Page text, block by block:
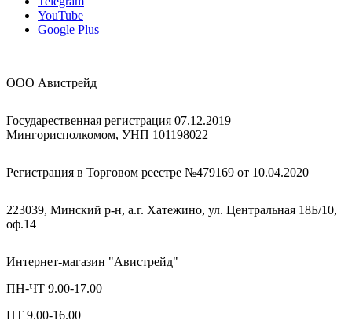
YouTube
Google Plus
ООО Авистрейд
Государественная регистрация 07.12.2019
Мингорисполкомом, УНП 101198022
Регистрация в Торговом реестре №479169 от 10.04.2020
223039, Минский р-н, а.г. Хатежино, ул. Центральная 18Б/10,
оф.14
Интернет-магазин "Авистрейд"
ПН-ЧТ 9.00-17.00
ПТ 9.00-16.00